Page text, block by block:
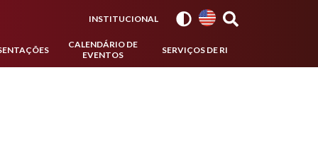
INSTITUCIONAL
CALENDÁRIO DE
EVENTOS
SERVIÇOS DE RI